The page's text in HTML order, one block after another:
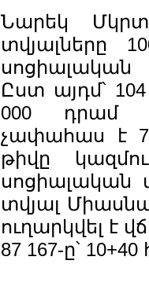
Նարեկ
տվյալները
սոցիալական
Ըստ այդմ՝
000 դրամ
չափահաս է
թիվը
սոցիալական
տվյալ
ուղարկվել է
87 167-ը՝